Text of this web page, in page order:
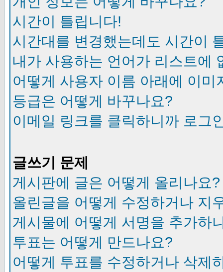
시간이 틀립니다!
시간대를 변경했는데도 시간이
내가 사용하는 언어가 리스트에
어떻게 사용자 이름 아래에 이미
등급은 어떻게 바꾸나요?
이메일 링크를 클릭하니까 로그
글쓰기 문제
게시판에 글은 어떻게 올리나요?
올린글을 어떻게 수정하거나 지
게시물에 어떻게 서명을 추가하
투표는 어떻게 만드나요?
어떻게 투표를 수정하거나 삭제